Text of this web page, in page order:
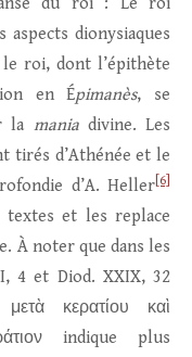
aspects dionysiaques
roi, dont l’épithète
en Épimanès, se
la maniadivine. Les
tirés d’Athénée et le
d’A. Heller [6]
et les replace
À noter que dans les
4 et Diod. XXIX, 32
κερατίου καὶ
indique plus